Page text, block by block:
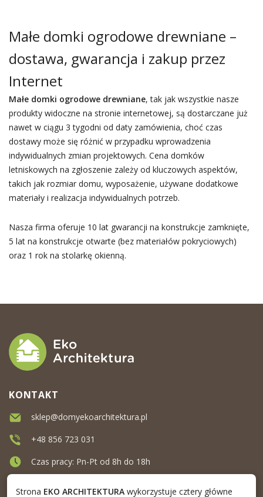
Małe domki ogrodowe drewniane –
dostawa, gwarancja i zakup przez
Internet
Małe domki ogrodowe drewniane, tak jak wszystkie nasze
produkty widoczne na stronie internetowej, są dostarczane już
nawet w ciągu 3 tygodni od daty zamówienia, choć czas
dostawy może się różnić w przypadku wprowadzenia
indywidualnych zmian projektowych. Cena domków
letniskowych na zgłoszenie zależy od kluczowych aspektów,
takich jak rozmiar domu, wyposażenie, używane dodatkowe
materiały i realizacja indywidualnych potrzeb.
Nasza firma oferuje 10 lat gwarancji na konstrukcje zamknięte,
5 lat na konstrukcje otwarte (bez materiałów pokryciowych)
oraz 1 rok na stolarkę okienną.
KONTAKT
sklep@domyekoarchitektura.pl
+48 856 723 031
Czas pracy: Pn-Pt od 8h do 18h
Strona EKO ARCHITEKTURAwykorzystuje cztery główne